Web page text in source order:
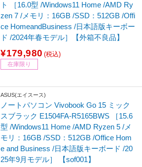
ト ［16.0型 /Windows11 Home /AMD Ry
zen 7 /メモリ：16GB /SSD：512GB /Offi
ce HomeandBusiness /日本語版キーボー
ド /2024年春モデル］【外箱不良品】
¥179,980 (税込)
在庫限り
ASUS(エイスース)
ノートパソコン Vivobook Go 15 ミック
スブラック E1504FA-R5165BWS ［15.6
型 /Windows11 Home /AMD Ryzen 5 /メ
モリ：16GB /SSD：512GB /Office Hom
e and Business /日本語版キーボード /20
25年9月モデル］ 【sof001】